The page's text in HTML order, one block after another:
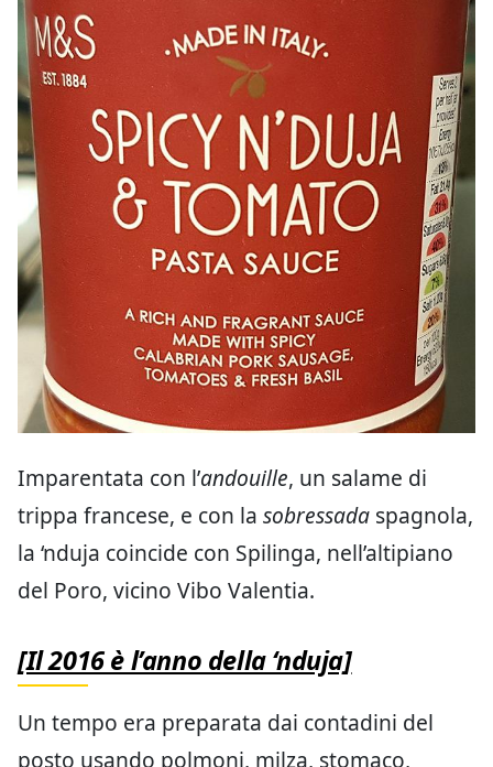
Imparentata con l’andouille, un salame di
trippa francese, e con la sobressada spagnola,
la ‘nduja coincide con Spilinga, nell’altipiano
del Poro, vicino Vibo Valentia.
[Il 2016 è l’anno della ‘nduja]
Un tempo era preparata dai contadini del
posto usando polmoni, milza, stomaco,